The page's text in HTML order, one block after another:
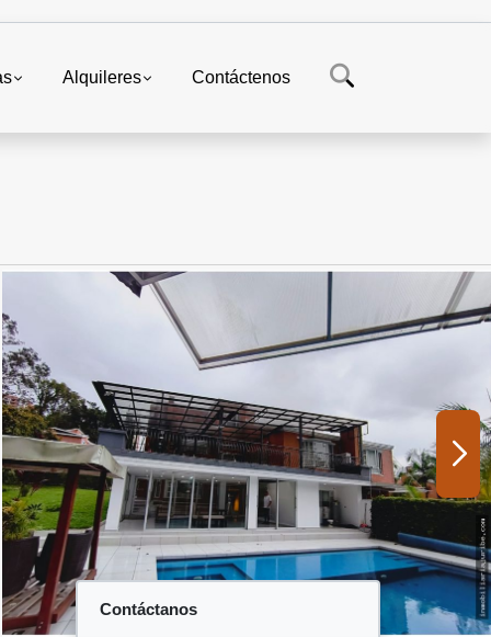
Alquileres Contáctenos
Contáctanos